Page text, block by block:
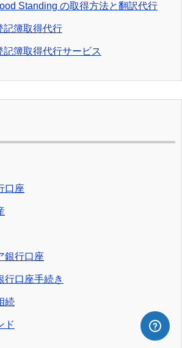
Standing の取得方法と翻訳代行
記簿取得代行
記簿取得代行サービス
口座
銀行口座
行口座手続き
続
ド